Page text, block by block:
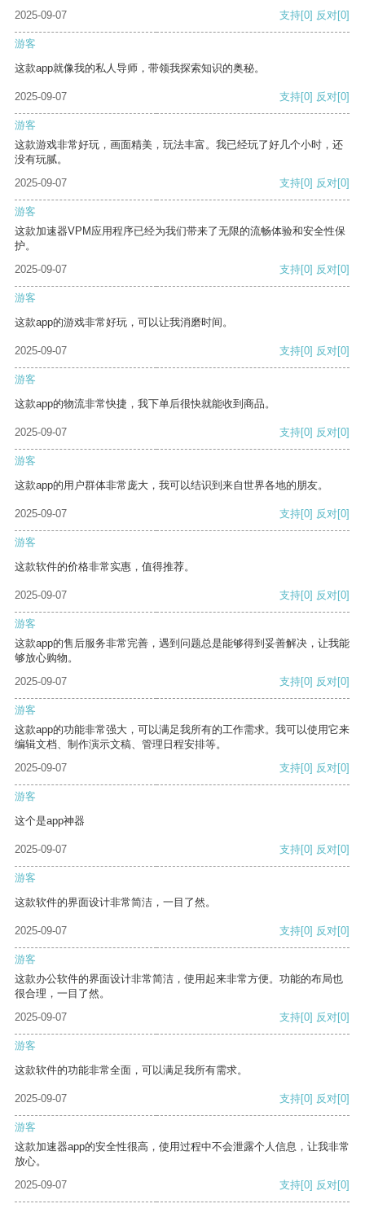
2025-09-07 支持[0] 反对[0]
游客
这款app就像我的私人导师，带领我探索知识的奥秘。
2025-09-07 支持[0] 反对[0]
游客
这款游戏非常好玩，画面精美，玩法丰富。我已经玩了好几个小时，还
没有玩腻。
2025-09-07
支持[0] 反对[0]
游客
这款加速器VPM应用程序已经为我们带来了无限的流畅体验和安全性保
护。
2025-09-07
支持[0] 反对[0]
游客
这款app的游戏非常好玩，可以让我消磨时间。
2025-09-07 支持[0] 反对[0]
游客
这款app的物流非常快捷，我下单后很快就能收到商品。
2025-09-07 支持[0] 反对[0]
游客
这款app的用户群体非常庞大，我可以结识到来自世界各地的朋友。
2025-09-07 支持[0] 反对[0]
游客
这款软件的价格非常实惠，值得推荐。
2025-09-07 支持[0] 反对[0]
游客
这款app的售后服务非常完善，遇到问题总是能够得到妥善解决，让我能
够放心购物。
2025-09-07
支持[0] 反对[0]
游客
这款app的功能非常强大，可以满足我所有的工作需求。我可以使用它来
编辑文档、制作演示文稿、管理日程安排等。
2025-09-07
支持[0] 反对[0]
游客
这个是app神器
2025-09-07 支持[0] 反对[0]
游客
这款软件的界面设计非常简洁，一目了然。
2025-09-07 支持[0] 反对[0]
游客
这款办公软件的界面设计非常简洁，使用起来非常方便。功能的布局也
很合理，一目了然。
2025-09-07
支持[0] 反对[0]
游客
这款软件的功能非常全面，可以满足我所有需求。
2025-09-07 支持[0] 反对[0]
游客
这款加速器app的安全性很高，使用过程中不会泄露个人信息，让我非常
放心。
2025-09-07
支持[0] 反对[0]